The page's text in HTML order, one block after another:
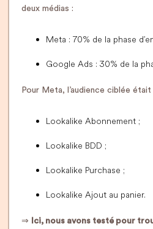
deux médias :
Meta : 70% de la phase
Google Ads : 30% de la
Pour Meta, l’audience ciblée était
Lookalike Abonnement ;
Lookalike BDD ;
Lookalike Purchase ;
Lookalike Ajout au panier.
⇒
Ici, nous avons testé pour